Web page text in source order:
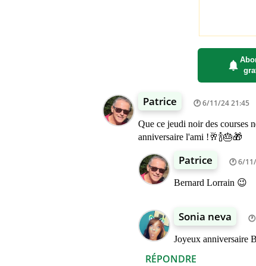
Patrice 6/11/24 21:45
Que ce jeudi noir des courses
anniversaire l'ami !🥂🍾🎂🎁
RÉPONDRE
Patrice 6/
Bernard Lorrain 😉
Sonia neva
Joyeux anniversaire